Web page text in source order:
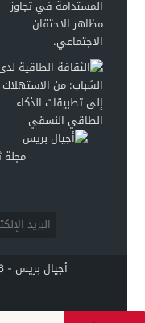
مجلة
أجيال بريس - 2026 © جميع الحقوق محفوظة